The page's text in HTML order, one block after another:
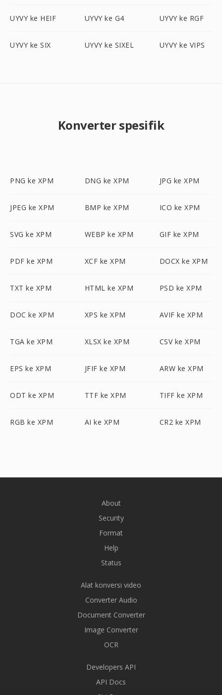
UYVY ke HEIF UYVY ke G4 UYVY ke RGF
UYVY ke SIX UYVY ke SIXEL UYVY ke VIPS
Konverter spesifik
PNG ke XPM DNG ke XPM JPG ke XPM
JPEG ke XPM BMP ke XPM ICO ke XPM
SVG ke XPM WEBP ke XPM GIF ke XPM
PDF ke XPM XCF ke XPM DOCX ke XPM
TXT ke XPM HTML ke XPM PSD ke XPM
DOC ke XPM XPS ke XPM AVIF ke XPM
TGA ke XPM XLSX ke XPM CSV ke XPM
EPS ke XPM JFIF ke XPM ARW ke XPM
ODT ke XPM TTF ke XPM TIFF ke XPM
RGB ke XPM AI ke XPM CR2 ke XPM
About
Security
Format
Help
Status
Alat konversi video
Converter Audio
Document Converter
Image Converter
OCR
Developers API
API Docs